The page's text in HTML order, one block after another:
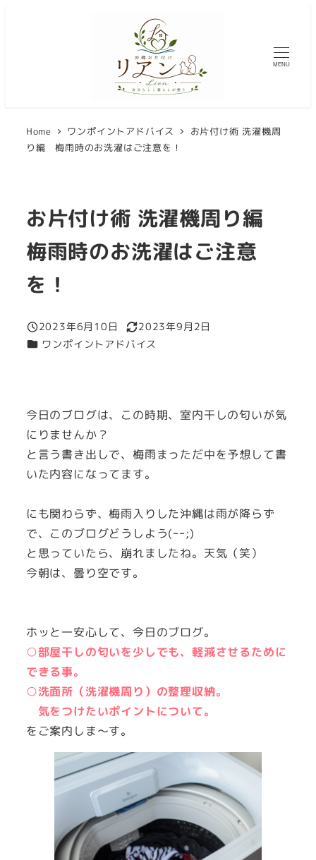
MENU
Home ワンポイントアドバイス
お片付け術 洗濯機周
り編 梅雨時のお洗濯はご注意を！
お片付け術 洗濯機周り編
梅雨時のお洗濯はご注意
を！
投稿日
2023年6月10日
更新日
2023年9月2日
カテゴリー
ワンポイントアドバイス
今日のブログは、この時期、室内干しの匂いが気
にりませんか？
と言う書き出しで、梅雨まっただ中を予想して書
いた内容になってます。
にも関わらず、梅雨入りした沖縄は雨が降らず
で、このブログどうしよう(ｰｰ;)
と思っていたら、崩れましたね。天気（笑）
今朝は、曇り空です。
ホッと一安心して、今日のブログ。
○部屋干しの匂いを少しでも、軽減させるために
できる事。
○洗面所（洗濯機周り）の整理収納。
気をつけたいポイントについて。
をご案内しま～す。